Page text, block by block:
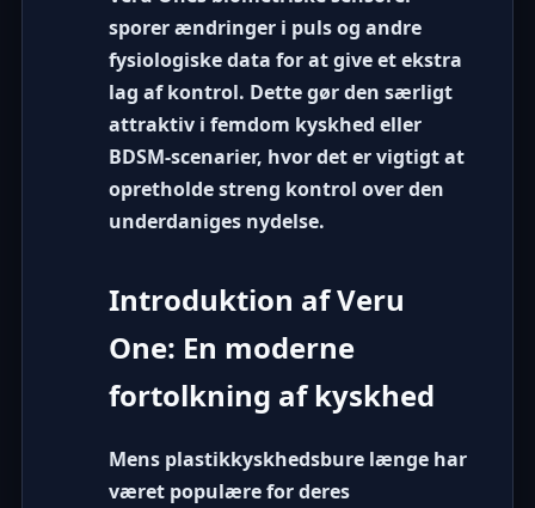
sporer ændringer i puls og andre
fysiologiske data for at give et ekstra
lag af kontrol. Dette gør den særligt
attraktiv i femdom kyskhed eller
BDSM-scenarier, hvor det er vigtigt at
opretholde streng kontrol over den
underdaniges nydelse.
Introduktion af Veru
One: En moderne
fortolkning af kyskhed
Mens plastikkyskhedsbure længe har
været populære for deres